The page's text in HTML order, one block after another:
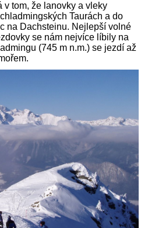
v tom, že lanovky a vleky
Taurách a do
na Dachsteinu. Nejlepší volné
se nám nejvíce líbily na
(745 m n.m.) se jezdí až